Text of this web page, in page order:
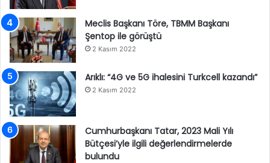
Meclis Başkanı Töre, TBMM Başkanı
Şentop ile görüştü
2 Kasım 2022
Arıklı: “4G ve 5G ihalesini Turkcell kazandı”
2 Kasım 2022
Cumhurbaşkanı Tatar, 2023 Mali Yılı
Bütçesi’yle ilgili değerlendirmelerde
bulundu